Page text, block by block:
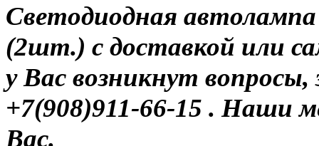
Светодиодная
(2шт.) с доставкой или
у Вас возникнут
+7(908)911-66-15 . Наши
Вас.